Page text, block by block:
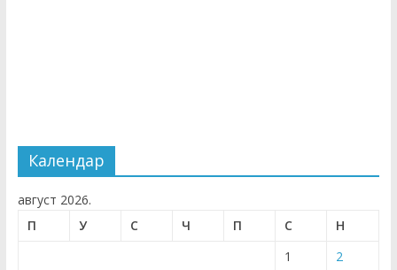
Календар
август 2026.
П
У С Ч П С
Н
1
2